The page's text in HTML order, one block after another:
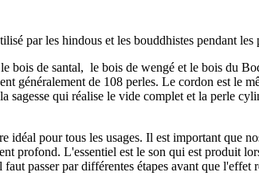
par les hindous et les bouddhistes pendant
de santal, le bois de wengé et le bois du
généralement de 108 perles. Le cordon est le
qui réalise le vide complet et la perle
pour tous les usages. Il est important que
profond. L'essentiel est le son qui est produit
passer par différentes étapes avant que